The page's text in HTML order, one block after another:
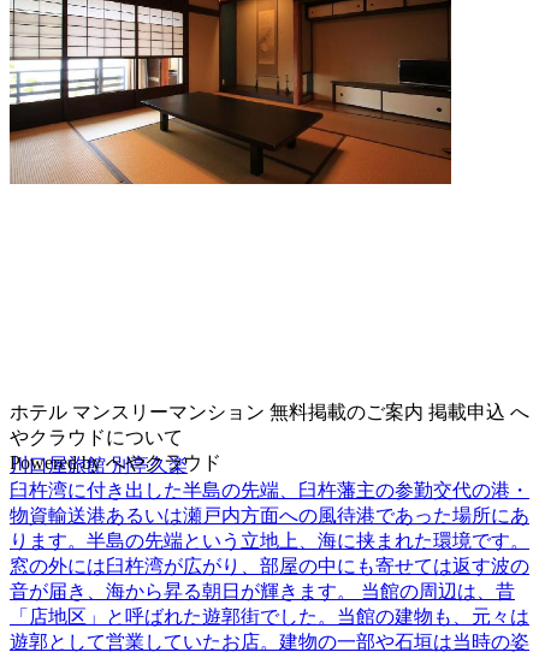
川口屋旅館 別亭久楽
臼杵湾に付き出した半島の先端、臼杵藩主の参勤交代の港・
物資輸送港あるいは瀬戸内方面への風待港であった場所にあ
ります。半島の先端という立地上、海に挟まれた環境です。
窓の外には臼杵湾が広がり、部屋の中にも寄せては返す波の
音が届き、海から昇る朝日が輝きます。 当館の周辺は、昔
「店地区」と呼ばれた遊郭街でした。当館の建物も、元々は
遊郭として営業していたお店。建物の一部や石垣は当時の姿
ホテル マンスリーマンション 無料掲載のご案内 掲載申込 へ
やクラウドについて
Powered byへやクラウド